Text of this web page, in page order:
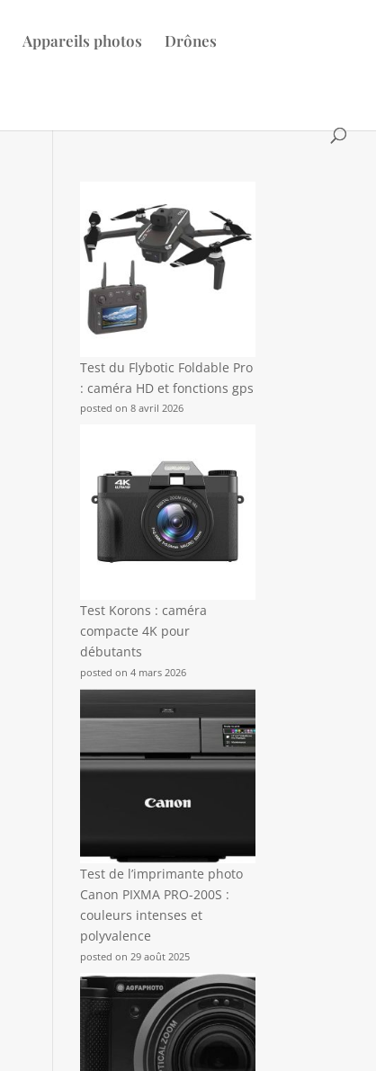
Appareils photos Drônes
Test du Flybotic Foldable Pro
: caméra HD et fonctions gps
posted on 8 avril 2026
Test Korons : caméra
compacte 4K pour
débutants
posted on 4 mars 2026
Test de l’imprimante photo
Canon PIXMA PRO-200S :
couleurs intenses et
polyvalence
posted on 29 août 2025